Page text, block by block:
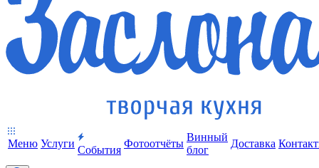
Меню Услуги
События
Фотоотчёты
Винный
блог
Доставка